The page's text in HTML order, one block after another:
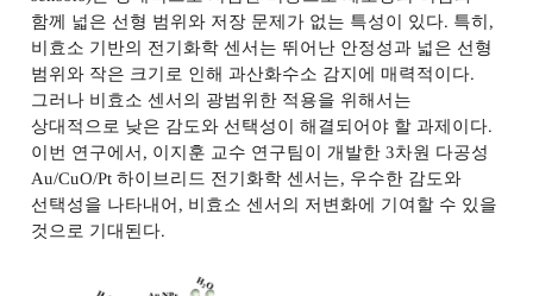
함께 넓은 선형 범위와 저장 문제가 없는 특성이 있다. 특히 ,
비효소 기반의 전기화학 센서는 뛰어난 안정성과 넓은 선형
범위와 작은 크기로 인해 과산화수소 감지에 매력적이다.
그러나 비효소 센서의 광범위한 적용을 위해서는
상대적으로 낮은 감도와 선택성이 해결되어야 할 과제이다.
이번 연구에서 , 이지훈 교수 연구팀이 개발한 3차원 다공성
Au/CuO/Pt 하이브리드 전기화학 센서는, 우수한 감도와
선택성을 나타내어 , 비효소 센서의 저변화에 기여할 수 있을
것으로 기대된다.